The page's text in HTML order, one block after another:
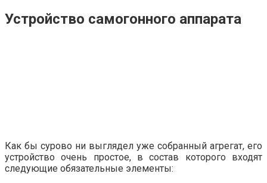
Устройство самогонного аппарата
Как бы сурово ни выглядел уже собранный агрегат, его
устройство очень простое, в состав которого входят
следующие обязательные элементы: